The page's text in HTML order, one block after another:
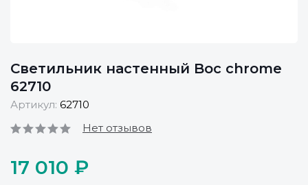
Светильник настенный Boc chrome
62710
Артикул: 62710
Нет отзывов
17 010 ₽